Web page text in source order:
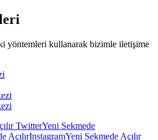
yöntemleri kullanarak bizimle iletişime
TwitterYeni Sekmede
AçılırInstagramYeni Sekmede Açılır